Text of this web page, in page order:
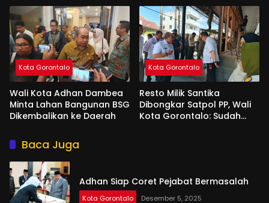
Kota Gorontalo
Wali Kota Adhan Dambea
Minta Lahan Bangunan BSG
Dikembalikan ke Daerah
Kota Gorontalo
Resto Milik Santika
Dibongkar Satpol PP, Wali
Kota Gorontalo: Sudah
Baca Juga
Adhan Siap Coret Pejabat Bermasalah
Kota Gorontalo Desember 5, 2025